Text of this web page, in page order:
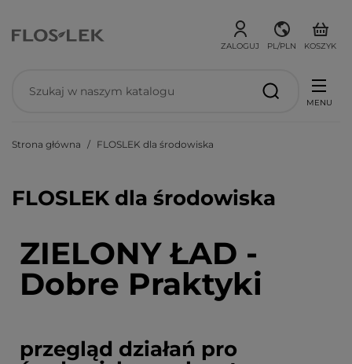
ZALOGUJ PL/PLN KOSZYK
MENU
Strona główna FLOSLEK dla środowiska
FLOSLEK dla środowiska
ZIELONY ŁAD -
Dobre Praktyki
przegląd działań pro